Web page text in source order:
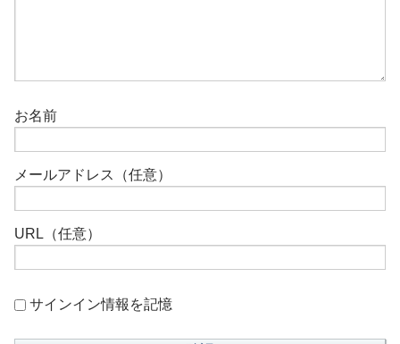
お名前
メールアドレス（任意）
URL（任意）
サインイン情報を記憶